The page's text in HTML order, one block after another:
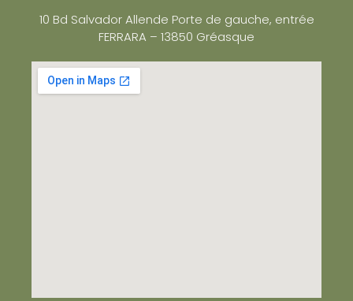
10 Bd Salvador Allende Porte de gauche, entrée
FERRARA – 13850 Gréasque